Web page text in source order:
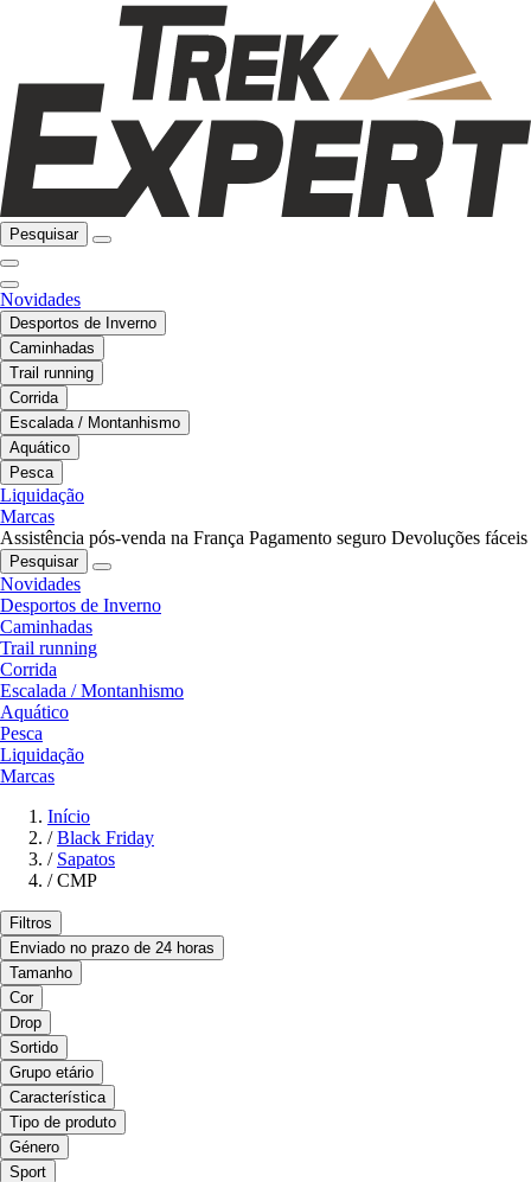
Pesquisar
Novidades
Desportos de Inverno
Caminhadas
Trail running
Corrida
Escalada / Montanhismo
Aquático
Pesca
Liquidação
Marcas
Assistência pós-venda na França Pagamento seguro Devoluções fáceis
Pesquisar
Novidades
Desportos de Inverno
Caminhadas
Trail running
Corrida
Escalada / Montanhismo
Aquático
Pesca
Liquidação
Marcas
Início
/ Black Friday
/ Sapatos
/ CMP
Filtros
Enviado no prazo de 24 horas
Tamanho
Cor
Drop
Sortido
Grupo etário
Característica
Tipo de produto
Género
Sport